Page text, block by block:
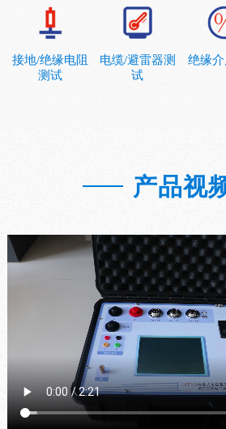
接地/绝缘电阻
测试
电缆/避雷器测
试
绝缘
产品视